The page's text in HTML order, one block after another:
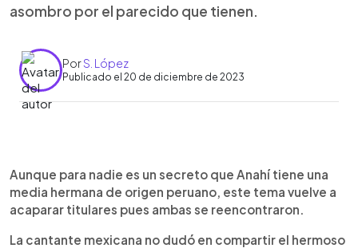
asombro por el parecido que tienen.
PorS. López
Publicado el 20 de diciembre de 2023
Escuchar artículo
Aunque para nadie es un secreto que Anahí tiene una
media hermana de origen peruano, este tema vuelve a
acaparar titulares pues ambas se reencontraron.
La cantante mexicana no dudó en compartir el hermoso